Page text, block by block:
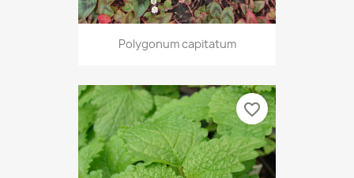
Polygonum capitatum
favorite_border